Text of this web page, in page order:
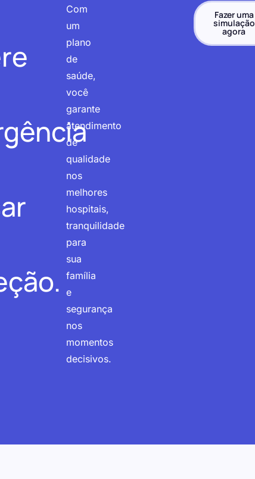
Com
um
plano
de
saúde,
você
garante
atendimento
de
qualidade
nos
melhores
hospitais,
tranquilidade
para
sua
família
e
segurança
nos
momentos
decisivos.
Fazer uma
simulação
agora